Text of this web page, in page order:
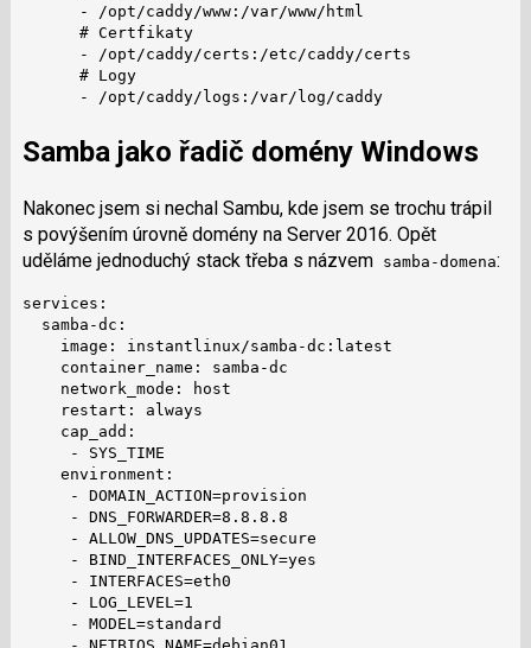
      - /opt/caddy/www:/var/www/html
      # Certfikaty
      - /opt/caddy/certs:/etc/caddy/certs
      # Logy
      - /opt/caddy/logs:/var/log/caddy
Samba jako řadič domény Windows
Nakonec jsem si nechal Sambu, kde jsem se trochu trápil
s povýšením úrovně domény na Server 2016. Opět
uděláme jednoduchý stack třeba s názvem samba-domena:
services:
  samba-dc:
    image: instantlinux/samba-dc:latest
    container_name: samba-dc
    network_mode: host
    restart: always
    cap_add:
     - SYS_TIME
    environment:
     - DOMAIN_ACTION=provision
     - DNS_FORWARDER=8.8.8.8
     - ALLOW_DNS_UPDATES=secure
     - BIND_INTERFACES_ONLY=yes
     - INTERFACES=eth0
     - LOG_LEVEL=1
     - MODEL=standard